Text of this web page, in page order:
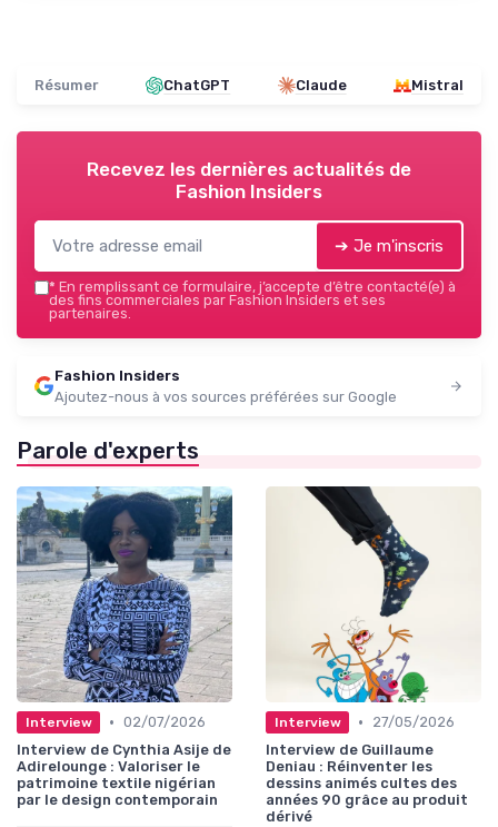
Résumer ChatGPT Claude Mistral
Recevez les dernières actualités de
Fashion Insiders
➔ Je m'inscris
* En remplissant ce formulaire, j’accepte d’être contacté(e) à
des fins commerciales par Fashion Insiders et ses
partenaires.
Fashion Insiders
Ajoutez-nous à vos sources préférées sur Google
Parole d'experts
Interview • 02/07/2026
Interview de Cynthia Asije de
Adirelounge : Valoriser le
patrimoine textile nigérian
par le design contemporain
Interview •
27/05/2026
Interview de Guillaume
Deniau : Réinventer les
dessins animés cultes des
années 90 grâce au produit
dérivé